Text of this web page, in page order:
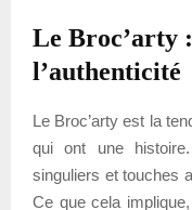
Le Broc’arty
l’authenticité
Le Broc’arty est la
qui ont une
singuliers et touches
Ce que cela